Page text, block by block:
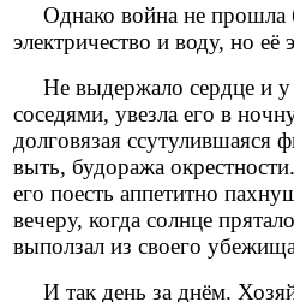
Однако война не прошла
электричество и воду, но
Не выдержало сердце и у
соседями, увезла его в
долговязая ссутулившаяся
выть, будоража
его поесть аппетитно
вечеру, когда солнце
выползал из своего
И так день за днём.